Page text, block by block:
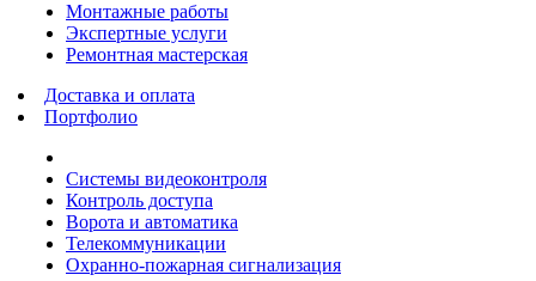
Монтажные работы
Экспертные услуги
Ремонтная мастерская
Доставка и оплата
Портфолио
Системы видеоконтроля
Контроль доступа
Ворота и автоматика
Телекоммуникации
Охранно-пожарная сигнализация